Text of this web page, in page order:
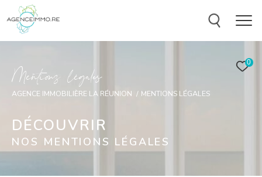
0
Mentios légae
AGENCE IMMOBILIÈRE LA RÉUNION MENTIONS LÉGALES
DÉCOUVRIR
NOS MENTIONS LÉGALES